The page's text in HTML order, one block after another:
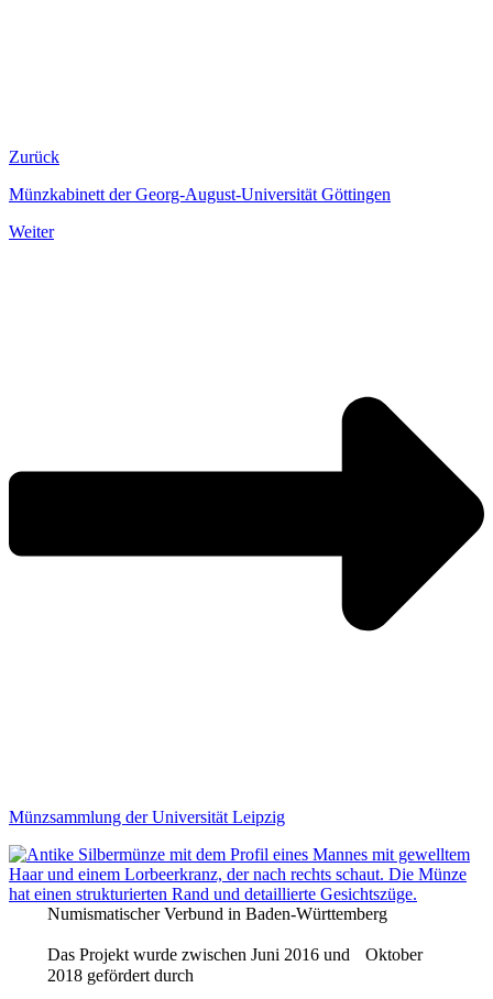
Zurück
Münzkabinett der Georg-August-Universität Göttingen
Weiter
Münzsammlung der Universität Leipzig
Numismatischer Verbund in Baden-Württemberg
Das Projekt wurde zwischen Juni 2016 und Oktober
2018 gefördert durch